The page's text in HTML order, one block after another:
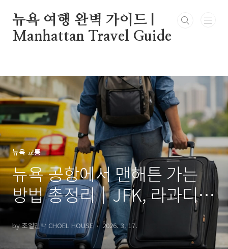
뉴욕 여행 완벽 가이드 |
Manhattan Travel Guide
뉴욕 교통
뉴욕 공항에서 맨해튼 가는
방법 총정리｜JFK, 라과디
아, 뉴어크 공항별 이동 방법
비교
by 조엘민박 CHOEL HOUSE 2026. 3. 17.